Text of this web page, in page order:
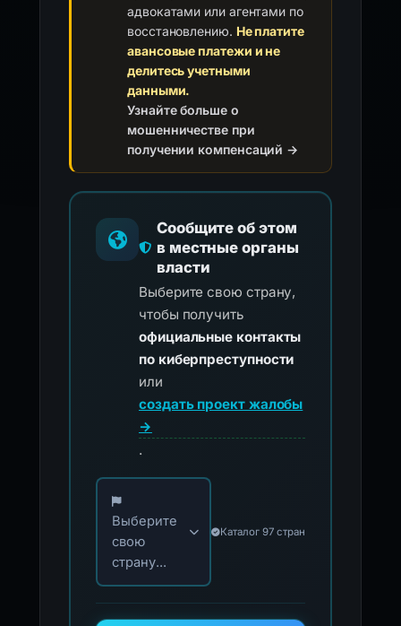
адвокатами или агентами по
восстановлению. Не платите
авансовые платежи и не
делитесь учетными
данными.
Узнайте больше о
мошенничестве при
получении компенсаций →
Сообщите об этом
в местные органы
власти
Выберите свою страну,
чтобы получить
официальные контакты
по киберпреступности
или
создать проект жалобы
→
.
Выберите свою страну для официальных
Выберите
свою
страну...
Каталог 97 стран